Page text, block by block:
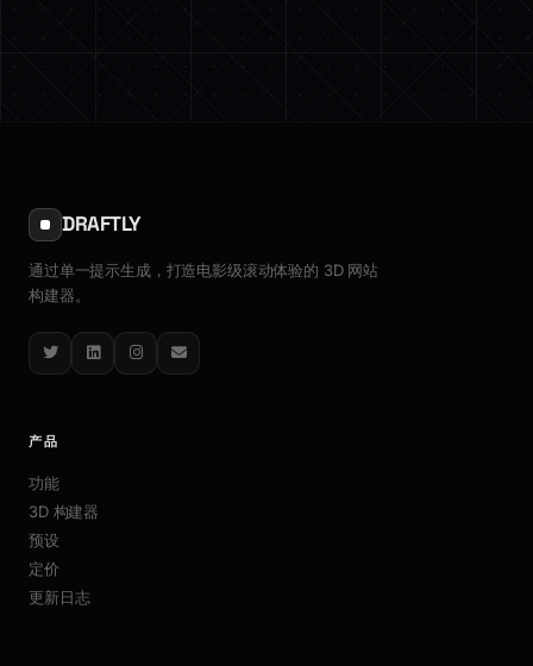
DRAFTLY
通过单一提示生成，打造电影级滚动体验的 3D 网站
构建器。
TwitterLinkedInInstagram
Email
产品
功能
3D 构建器
预设
定价
更新日志